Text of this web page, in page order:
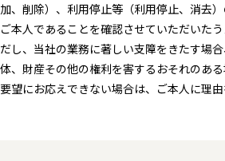
加、削除）、利用停止等（利用停止、消去）
ご本人であることを確認させていただいた
だし、当社の業務に著しい支障をきたす場
体、財産その他の権利を害するおそれのあ
要望にお応えできない場合は、ご本人に理由